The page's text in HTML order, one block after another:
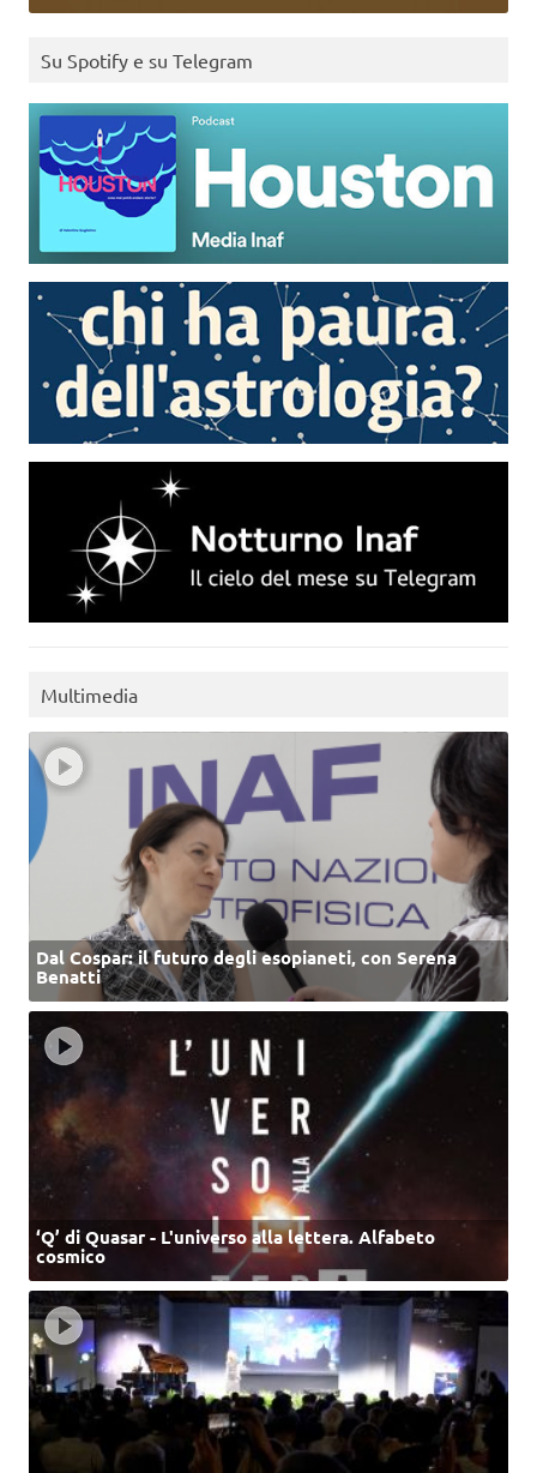
Su Spotify e su Telegram
Multimedia
Dal Cospar: il futuro degli esopianeti, con Serena
Benatti
‘Q’ di Quasar - L'universo alla lettera. Alfabeto
cosmico